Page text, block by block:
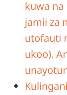
kuwa
jamii za
utofauti
ukoo).